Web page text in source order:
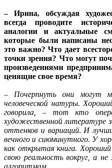
– Ирина, обсуждая
всегда проводите
аналогии и актуальные
которые были написаны
это важно? Что дает
точки зрения? Что могут
произведениями
ценящие свое время?
– Почерпнуть они могут
человеческой натуры.
говорила, – тот кто
художественной литературе
оттенков и вариаций. И
вечного и сиюминутного. У
как открытая книга.
свою реальность вокруг, а
алгоритмам.